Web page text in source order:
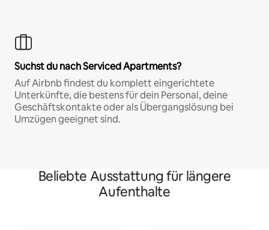
Suchst du nach Serviced Apartments?
Auf Airbnb findest du komplett eingerichtete
Unterkünfte, die bestens für dein Personal, deine
Geschäftskontakte oder als Übergangslösung bei
Umzügen geeignet sind.
Beliebte Ausstattung für längere
Aufenthalte